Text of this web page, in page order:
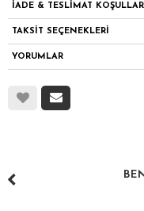
İADE & TESLİMAT KOŞULLARI
TAKSİT SEÇENEKLERİ
YORUMLAR